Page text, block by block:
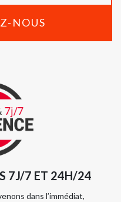
NOUS
7J/7 ET 24H/24
dans l’immédiat,